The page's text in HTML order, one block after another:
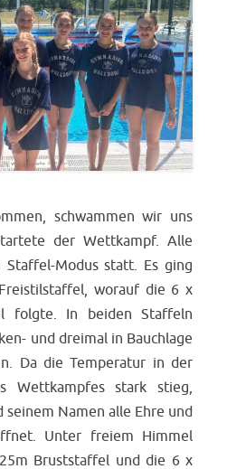
schwammen wir uns
der Wettkampf. Alle
Modus statt. Es ging
worauf die 6 x
folgte. In beiden Staffeln
und dreimal in Bauchlage
Da die Temperatur in der
Wettkampfes stark stieg,
seinem Namen alle Ehre und
Unter freiem Himmel
Bruststaffel und die 6 x